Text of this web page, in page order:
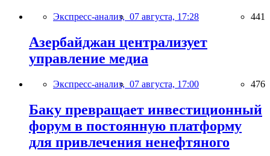
Экспресс-анализ, 07 августа, 17:28 441
Азербайджан централизует
управление медиа
Экспресс-анализ, 07 августа, 17:00 476
Баку превращает инвестиционный
форум в постоянную платформу
для привлечения ненефтяного